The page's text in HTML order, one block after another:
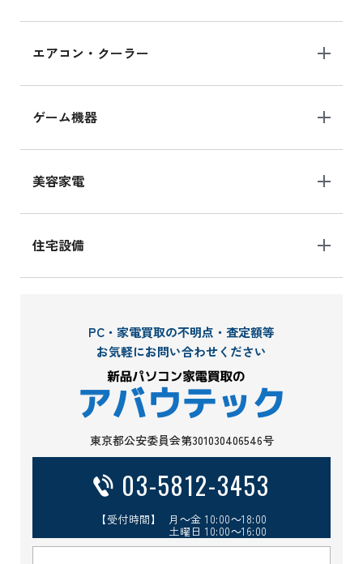
エアコン・クーラー
ゲーム機器
美容家電
住宅設備
PC・家電買取の不明点・査定額等
お気軽にお問い合わせください
東京都公安委員会第301030406546号
03-5812-3453
【受付時間】 月～金 10:00～18:00
土曜日 10:00～16:00